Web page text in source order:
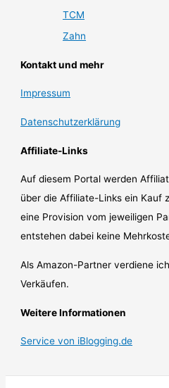
TCM
Zahn
Kontakt und mehr
Impressum
Datenschutzerklärung
Affiliate-Links
Auf diesem Portal werden
über die Affiliate-Links ein Kauf
eine Provision vom jeweiligen
entstehen dabei keine
Als Amazon-Partner verdiene
Verkäufen.
Weitere Informationen
Service von iBlogging.de